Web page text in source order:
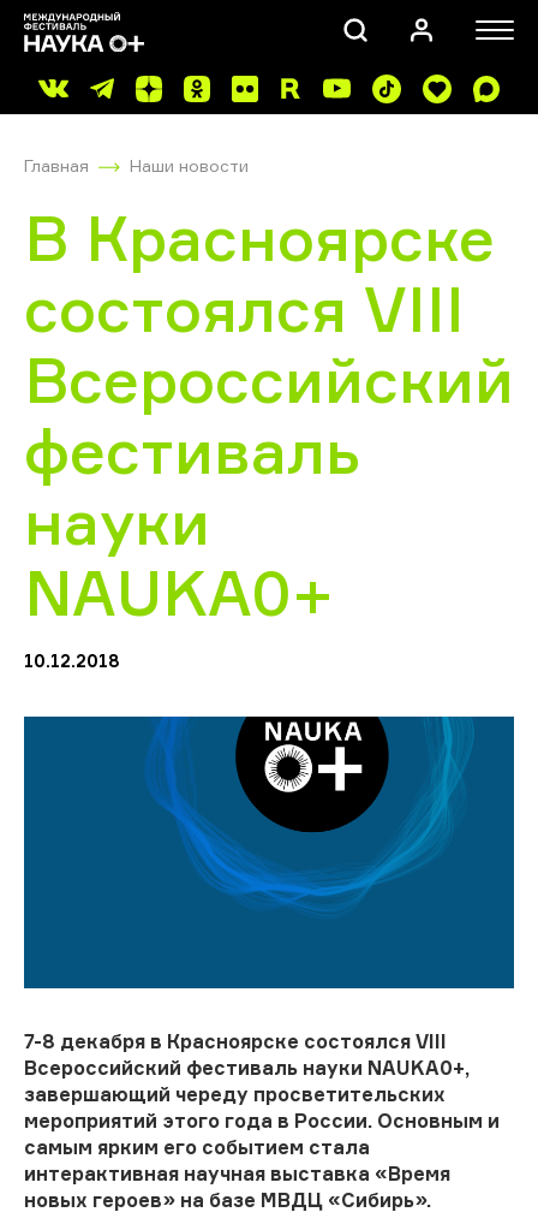
ПОИСК
Главная Наши новости
В Красноярске
состоялся VIII
Всероссийский
фестиваль
науки
NAUKA0+
10.12.2018
7-8 декабря в Красноярске состоялся VIII
Всероссийский фестиваль науки NAUKA0+,
завершающий череду просветительских
мероприятий этого года в России. Основным и
самым ярким его событием стала
интерактивная научная выставка «Время
новых героев» на базе МВДЦ «Сибирь».